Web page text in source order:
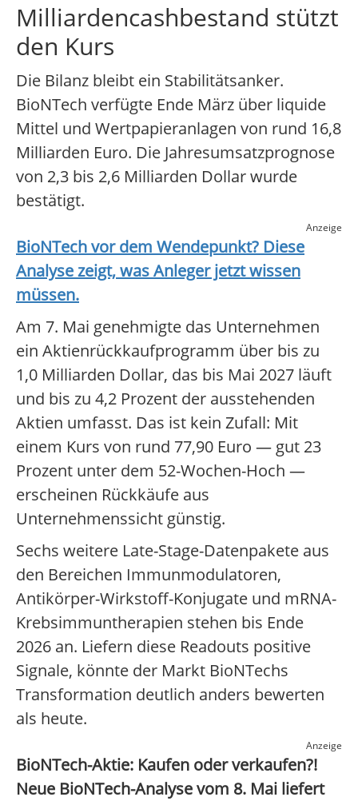
Milliardencashbestand stützt
den Kurs
Die Bilanz bleibt ein Stabilitätsanker.
BioNTech verfügte Ende März über liquide
Mittel und Wertpapieranlagen von rund 16,8
Milliarden Euro. Die Jahresumsatzprognose
von 2,3 bis 2,6 Milliarden Dollar wurde
bestätigt.
Anzeige
BioNTechvor dem Wendepunkt? Diese
Analyse zeigt, was Anleger jetzt wissen
müssen.
Am 7. Mai genehmigte das Unternehmen
ein Aktienrückkaufprogramm über bis zu
1,0 Milliarden Dollar, das bis Mai 2027 läuft
und bis zu 4,2 Prozent der ausstehenden
Aktien umfasst. Das ist kein Zufall: Mit
einem Kurs von rund 77,90 Euro — gut 23
Prozent unter dem 52-Wochen-Hoch —
erscheinen Rückkäufe aus
Unternehmenssicht günstig.
Sechs weitere Late-Stage-Datenpakete aus
den Bereichen Immunmodulatoren,
Antikörper-Wirkstoff-Konjugate und mRNA-
Krebsimmuntherapien stehen bis Ende
2026 an. Liefern diese Readouts positive
Signale, könnte der Markt BioNTechs
Transformation deutlich anders bewerten
als heute.
Anzeige
BioNTech-Aktie: Kaufen oder verkaufen?!
Neue BioNTech-Analyse vom 8. Mai liefert